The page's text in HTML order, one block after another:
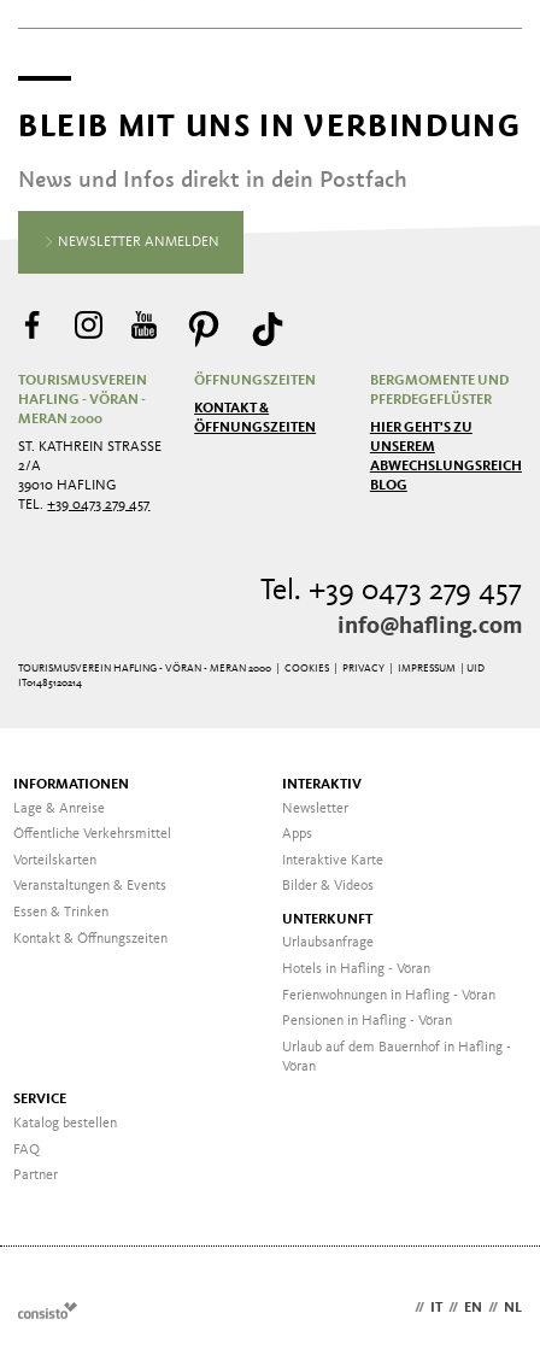
BLEIB MIT UNS IN VERBINDUNG
News und Infos direkt in dein Postfach
NEWSLETTER ANMELDEN
TOURISMUSVEREIN
HAFLING - VÖRAN -
MERAN 2000
ST. KATHREIN STRASSE 2
/A
39010 HAFLING
TEL.+39 0473 279 457
ÖFFNUNGSZEITEN
KONTAKT &
ÖFFNUNGSZEITEN
BERGMOMENTE UND
PFERDEGEFLÜSTER
HIER GEHT'S ZU
UNSEREM
ABWECHSLUNGSREICHEN
BLOG
Tel. +39 0473 279 457
info@hafling.com
TOURISMUSVEREIN HAFLING - VÖRAN - MERAN 2000 | COOKIES PRIVACY IMPRESSUM
| UID
IT01485120214
INFORMATIONEN
Lage & Anreise
Öffentliche Verkehrsmittel
Vorteilskarten
Veranstaltungen & Events
Essen & Trinken
Kontakt & Öffnungszeiten
INTERAKTIV
Newsletter
Apps
Interaktive Karte
Bilder & Videos
UNTERKUNFT
Urlaubsanfrage
Hotels in Hafling - Vöran
Ferienwohnungen in Hafling - Vöran
Pensionen in Hafling - Vöran
Urlaub auf dem Bauernhof in Hafling -
Vöran
SERVICE
Katalog bestellen
FAQ
Partner
// IT // EN // NL